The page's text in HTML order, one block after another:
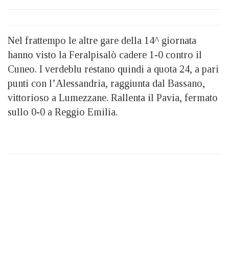
Nel frattempo le altre gare della 14^ giornata
hanno visto la Feralpisalò cadere 1-0 contro il
Cuneo. I verdeblu restano quindi a quota 24, a pari
punti con l’Alessandria, raggiunta dal Bassano,
vittorioso a Lumezzane. Rallenta il Pavia, fermato
sullo 0-0 a Reggio Emilia.